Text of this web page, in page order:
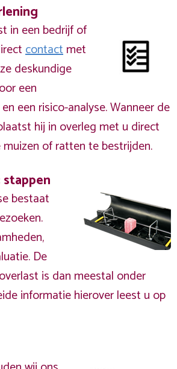
in een bedrijf of
contactmet
deskundige
een
een risico-analyse. Wanneer de
hij in overleg met u direct
of ratten te bestrijden.
bestaat
De
is dan meestal onder
informatie hierover leest u op